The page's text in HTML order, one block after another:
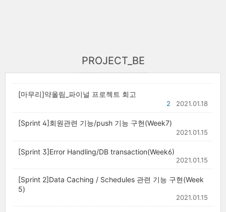
PROJECT_BE
[마무리]약올림_파이널 프로젝트 회고
2021.01.18
2
[Sprint 4]회원관련 기능/push 기능 구현(Week7)
2021.01.15
[Sprint 3]Error Handling/DB transaction(Week6)
2021.01.15
[Sprint 2]Data Caching / Schedules 관련 기능 구현(Week
5)
2021.01.15